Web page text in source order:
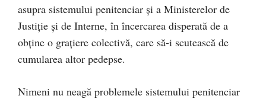
asupra sistemului penitenciar și a Ministerelor de
Justiție și de Interne, în încercarea disperată de a
obține o grațiere colectivă, care să-i scutească de
cumularea altor pedepse.
Nimeni nu neagă problemele sistemului penitenciar